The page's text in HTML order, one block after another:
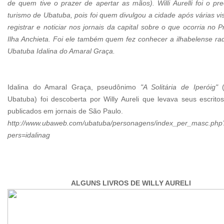
de quem tive o prazer de apertar as mãos). Willi Aurelli foi o
turismo de Ubatuba, pois foi quem divulgou a cidade após várias
registrar e noticiar nos jornais da capital sobre o que ocorria no
Ilha Anchieta. Foi ele também quem fez conhecer a ilhabelense
Ubatuba Idalina do Amaral Graça.
Idalina do Amaral Graça, pseudônimo "A Solitária de Iperóig"
Ubatuba) foi descoberta por Willy Aureli que levava seus
publicados em jornais de São Paulo.
http://www.ubaweb.com/ubatuba/personagens/
pers=idalinag
ALGUNS LIVROS DE WILLY AURELI